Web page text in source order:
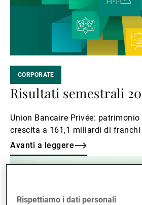
CORPORATE
Risultati semestrali
Union Bancaire Privée:
crescita a 161,1 miliardi di franchi
Avanti a leggere
Avanti
Rispettiamo i dati personali